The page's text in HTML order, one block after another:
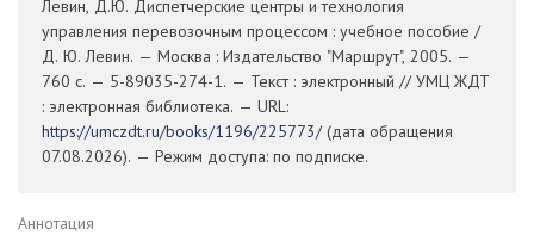
Левин, Д.Ю. Диспетчерские центры и технология
управления перевозочным процессом : учебное пособие /
Д. Ю. Левин. — Москва : Издательство "Маршрут", 2005. —
760 с. — 5-89035-274-1. — Текст : электронный // УМЦ ЖДТ
: электронная библиотека. — URL:
https://umczdt.ru/books/1196/225773/(дата обращения
07.08.2026). — Режим доступа: по подписке.
Аннотация